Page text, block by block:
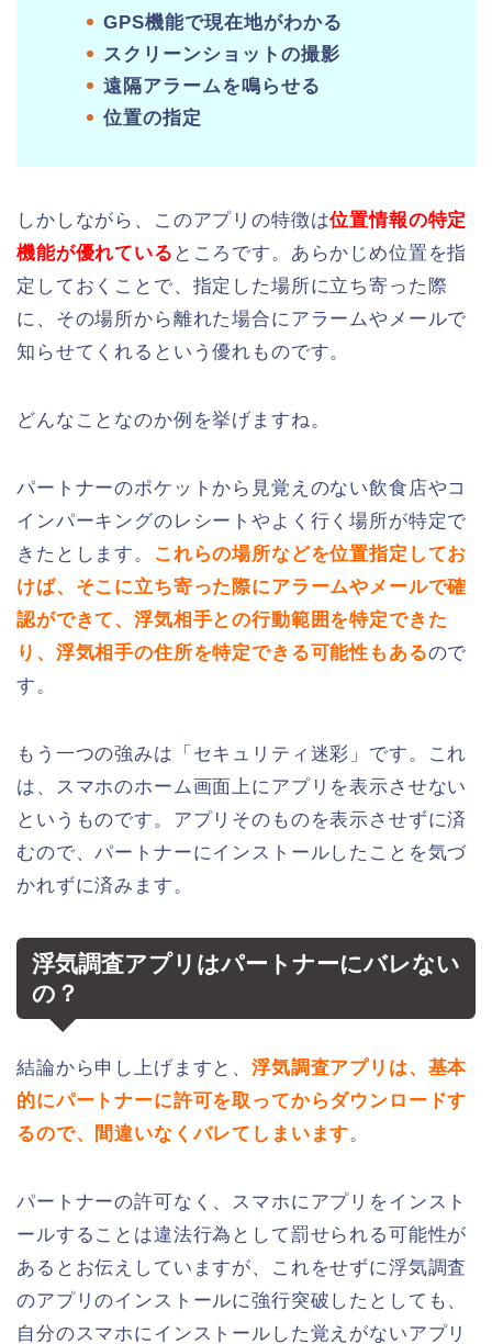
GPS機能で現在地がわかる
スクリーンショットの撮影
遠隔アラームを鳴らせる
位置の指定
しかしながら、このアプリの特徴は位置情報の特定
機能が優れている ところです。あらかじめ位置を指
定しておくことで、指定した場所に立ち寄った際
に、その場所から離れた場合にアラームやメールで
知らせてくれるという優れものです。
どんなことなのか例を挙げますね。
パートナーのポケットから見覚えのない飲食店やコ
インパーキングのレシートやよく行く場所が特定で
きたとします。
これらの場所などを位置指定してお
けば、そこに立ち寄った際にアラームやメールで確
認ができて、浮気相手との行動範囲を特定できた
り、浮気相手の住所を特定できる可能性もあるので
す。
もう一つの強みは「セキュリティ迷彩」です。これ
は、スマホのホーム画面上にアプリを表示させない
というものです。アプリそのものを表示させずに済
むので、パートナーにインストールしたことを気づ
かれずに済みます。
浮気調査アプリはパートナーにバレない
の？
結論から申し上げますと、浮気調査アプリは、基本
的にパートナーに許可を取ってからダウンロードす
るので、間違いなくバレてしまいます。
パートナーの許可なく、スマホにアプリをインスト
ールすることは違法行為として罰せられる可能性が
あるとお伝えしていますが、これをせずに浮気調査
のアプリのインストールに強行突破したとしても、
自分のスマホにインストールした覚えがないアプリ